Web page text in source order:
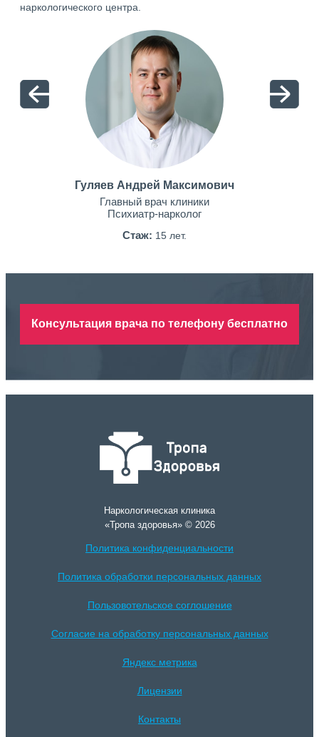
наркологического центра.
Гуляев Андрей Максимович
Главный врач клиники
Психиатр-нарколог
Стаж: 15 лет.
Консультация врача по телефону бесплатно
Наркологическая клиника
«Тропа здоровья» © 2026
Политика конфиденциальности
Политика обработки персональных данных
Пользовотельское соглошение
Согласие на обработку персональных данных
Яндекс метрика
Лицензии
Контакты